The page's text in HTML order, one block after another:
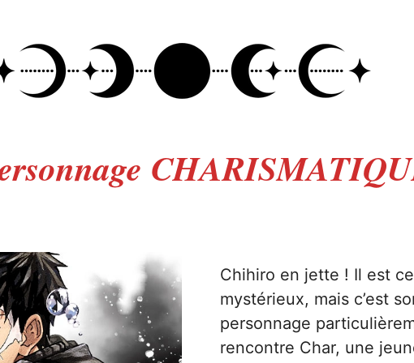
Chihiro en jette ! Il est
mystérieux, mais c’est
personnage
rencontre Char, une